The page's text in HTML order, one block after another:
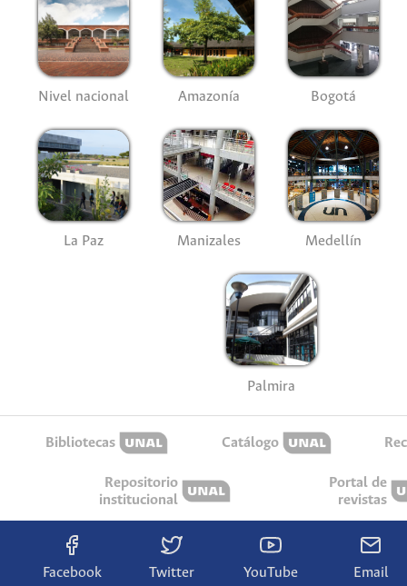
Nivel nacional Amazonía Bogotá
La Paz Manizales Medellín
Palmira
Bibliotecas Catálogo
Repositorio
institucional
Portal de
revistas
Facebook Twitter YouTube Email